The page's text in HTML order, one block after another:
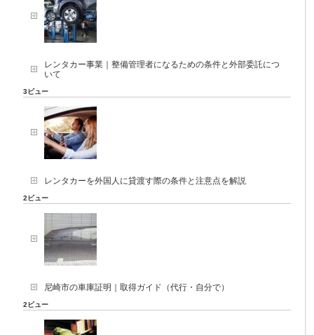
レンタカー事業｜整備管理者になるための条件と外部委託につ
いて
3ビュー
レンタカーを外国人に貸渡す際の条件と注意点を解説
2ビュー
尼崎市の車庫証明｜取得ガイド（代行・自分で）
2ビュー